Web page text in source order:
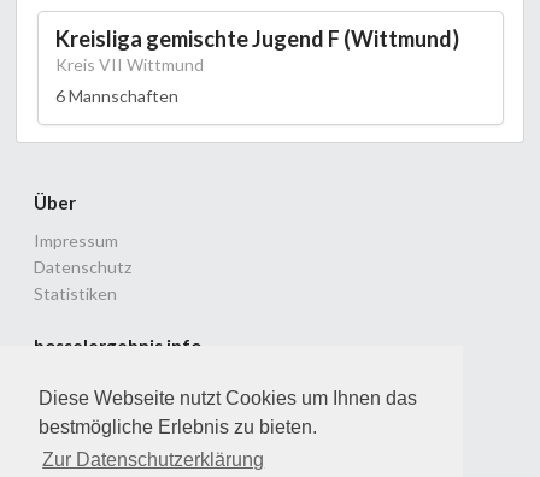
Diese Webseite nutzt Cookies um Ihnen das
bestmögliche Erlebnis zu bieten.
Zur Datenschutzerklärung
Kreisliga gemischte Jugend F (Wittmund)
Kreis VII Wittmund
6 Mannschaften
Über
Impressum
Datenschutz
Statistiken
bosselergebnis.info
Ligenspielbetrieb im Landesverband Ostfriesland
© 2010 - 2026 Dirk & Patrick Lammers
Version: 2.3.0 vom 04.06.2026